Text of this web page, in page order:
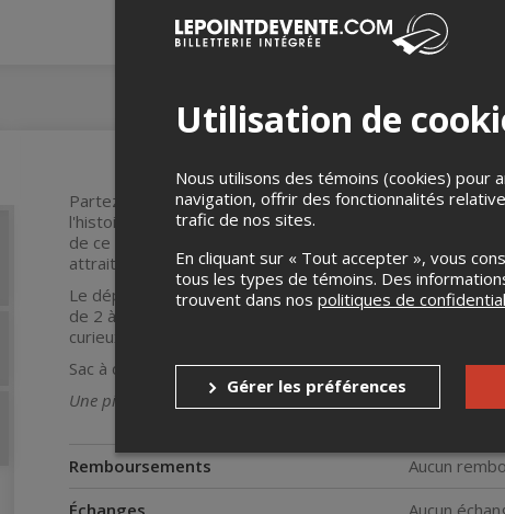
Partez à la recherche du trésor du dernier intendant de
l'histoire et l'archéologie de la Nouvelle-France. Équipés
de ce trésor, vous serez amenés à résoudre des
attraits historiques et archéologiques les mieux cachés.
Le départ s'effectue à l'Îlot des Palais où un livret
de 2 à 6 personnes. Cette version aguerrie, composée
curieux ou expérimentés de jeux d’évasion.
Sac à dos archéologue aguerri (2 h 30 | 3 km)
Une pièce d’identité sera exigée à titre de dépôt afin de
Remboursements
Aucun
Échanges
Aucun
Utilisation de
Nous utilisons des témoins (cookies) pour
navigation, offrir des fonctionnalités
trafic de nos sites.
En cliquant sur « Tout accepter », vous
tous les types de témoins. Des
trouvent dans nos politiques de
Gérer les préférences